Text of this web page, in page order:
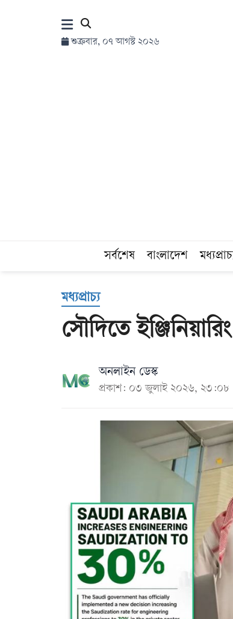
শুক্রবার, ০৭ আগস্ট ২০২৬
সর্বশেষ বাংলাদেশ
মধ্যপ্রাচ্য
সৌদিতে
অনলাইন ডেস্ক
প্রকাশ: ০৩ জুলাই ২০২৬, ২৩:০৮